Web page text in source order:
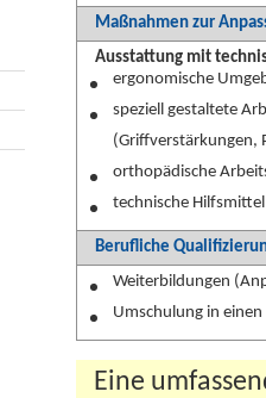
Maßnahmen zur
Ausstattung mit
ergonomische
speziell gestaltete
(Griffverstärkungen,
orthopädische
technische
Berufliche
Weiterbildungen
Umschulung in
Eine